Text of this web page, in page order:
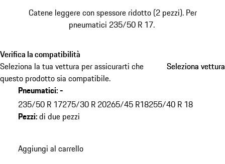
Catene leggere con spessore ridotto (2 pezzi). Per
pneumatici 235/50 R 17.
Verifica la compatibilità
Seleziona la tua vettura per assicurarti che
questo prodotto sia compatibile.
Seleziona vettura
Seleziona vettura
Pneumatici:-
235/50 R 17275/30 R 20265/45 R18255/40 R 18
Pezzi:di due pezzi
Aggiungi al carrello